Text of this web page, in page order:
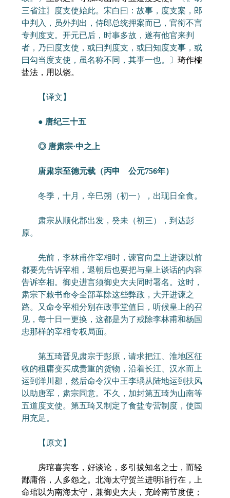
三省注〗度支使始此。宋白曰：故事，度支案，郎
中判入，员外判出，侍郎总统押案而已，官衔不言
专判度支。开元已后，时事多故，遂有他官来判
者，乃曰度支使，或曰判度支，或曰知度支事，或
曰勾当度支使，虽名称不同，其事一也。〕 琦作榷
盐法，用以饶。
【译文】
● 唐纪三十五
◎ 唐肃宗·中之上
唐肃宗至德元载（丙申 公元756年）
冬季，十月，辛巳朔（初一），出现日全食。
肃宗从顺化郡出发，癸未（初三），到达彭
原。
先前，李林甫作宰相时，谏官向皇上进谏以前
都要先告诉宰相，退朝后也要把与皇上谈话的内容
告诉宰相。御史进言须御史大夫同时署名。这时，
肃宗下敕书命令全部革除这些弊政，大开进谏之
路。又命令宰相分别在政事堂值日，听候皇上的召
见，每十日一更换，这都是为了戒除李林甫和杨国
忠那样的宰相专权局面。
第五琦晋见肃宗于彭原，请求把江、淮地区征
收的租庸变买成贵重的货物，沿着长江、汉水而上
运到洋川郡，然后命令汉中王李瑀从陆地运到扶风
以助唐军，肃宗同意。不久，加封第五琦为山南等
五道度支使。第五琦又制定了食盐专营制度，使国
用充足。
【原文】
房琯喜宾客，好谈论，多引拔知名之士，而轻
鄙庸俗，人多怨之。北海太守贺兰进明诣行在，上
命琯以为南海太守，兼御史大夫，充岭南节度使；